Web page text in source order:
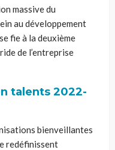
massive du
au développement
fie à la deuxième
de l’entreprise
talents 2022-
bienveillantes
redéfinissent